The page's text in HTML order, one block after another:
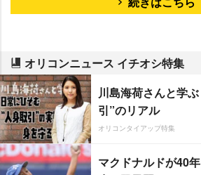
オリコンニュース イチオシ特集
川島海荷さんと学
引”のリアル
オリコンタイアップ特集
マクドナルドが40